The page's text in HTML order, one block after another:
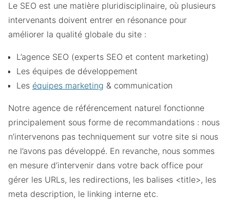
Le SEO est une matière pluridisciplinaire, où plusieurs
intervenants doivent entrer en résonance pour
améliorer la qualité globale du site :
L’agence SEO (experts SEO et content marketing)
Les équipes de développement
Les équipes marketing & communication
Notre agence de référencement naturel fonctionne
principalement sous forme de recommandations : nous
n’intervenons pas techniquement sur votre site si nous
ne l’avons pas développé. En revanche, nous sommes
en mesure d’intervenir dans votre back office pour
gérer les URLs, les redirections, les balises <title>, les
meta description, le linking interne etc.